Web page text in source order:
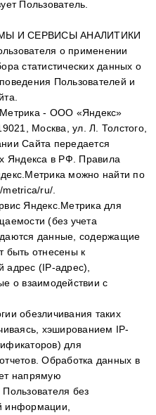
Пользователь.
И СЕРВИСЫ АНАЛИТИКИ
о применении
статистических данных о
Пользователей и
- ООО «Яндекс»
Москва, ул. Л. Толстого,
Сайта передается
Яндекса в РФ. Правила
можно найти по
ru/.
Яндекс.Метрика для
(без учета
данные, содержащие
быть отнесены к
адрес (IP-адрес),
о взаимодействии с
обезличивания таких
хэшированием IP-
для
Обработка данных в
напрямую
без
информации,